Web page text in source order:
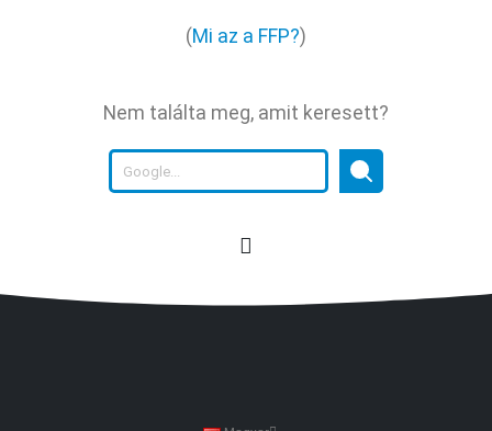
(Mi az a FFP?)
Nem találta meg, amit keresett?